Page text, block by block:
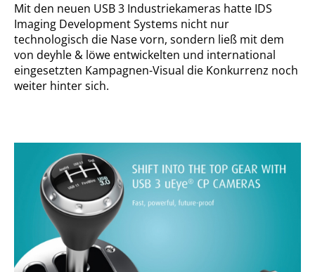
Mit den neuen USB 3 Industriekameras hatte IDS
Imaging Development Systems nicht nur
technologisch die Nase vorn, sondern ließ mit dem
von deyhle & löwe entwickelten und international
eingesetzten Kampagnen-Visual die Konkurrenz noch
weiter hinter sich.